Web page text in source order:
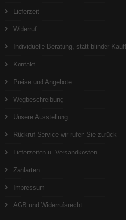
Lieferzeit
Widerruf
Individuelle Beratung, statt blinder Kauf!
Kontakt
Preise und Angebote
Wegbeschreibung
Unsere Ausstellung
Rückruf-Service wir rufen Sie zurück
Lieferzeiten u. Versandkosten
Zahlarten
Impressum
AGB und Widerrufsrecht